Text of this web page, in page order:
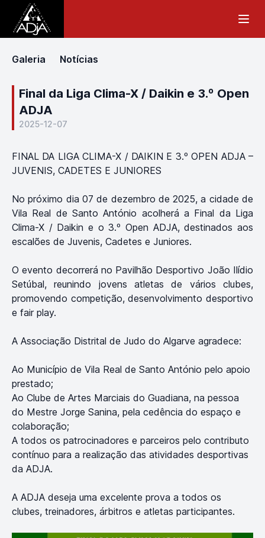
Galeria Notícias
Final da Liga Clima-X / Daikin e 3.º Open
ADJA
2025-12-07
FINAL DA LIGA CLIMA-X / DAIKIN E 3.º OPEN ADJA –
JUVENIS, CADETES E JUNIORES
No próximo dia 07 de dezembro de 2025, a cidade de
Vila Real de Santo António acolherá a Final da Liga
Clima-X / Daikin e o 3.º Open ADJA, destinados aos
escalões de Juvenis, Cadetes e Juniores.
O evento decorrerá no Pavilhão Desportivo João Ilídio
Setúbal, reunindo jovens atletas de vários clubes,
promovendo competição, desenvolvimento desportivo
e fair play.
A Associação Distrital de Judo do Algarve agradece:
Ao Município de Vila Real de Santo António pelo apoio
prestado;
Ao Clube de Artes Marciais do Guadiana, na pessoa
do Mestre Jorge Sanina, pela cedência do espaço e
colaboração;
A todos os patrocinadores e parceiros pelo contributo
contínuo para a realização das atividades desportivas
da ADJA.
A ADJA deseja uma excelente prova a todos os
clubes, treinadores, árbitros e atletas participantes.